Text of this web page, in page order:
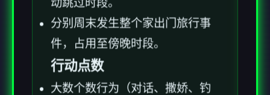
分别周末发生整个家出门旅行事
件，占用至傍晚时段。
行动点数
大数个数行为（对话、撒娇、钓